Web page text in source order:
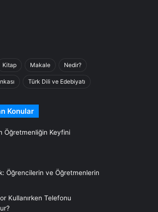
Kitap Makale Nedir?
Türk Dili ve Edebiyatı
Konular
Öğretmenliğin Keyfini
Öğrencilerin ve Öğretmenlerin
Kullanırken Telefonu